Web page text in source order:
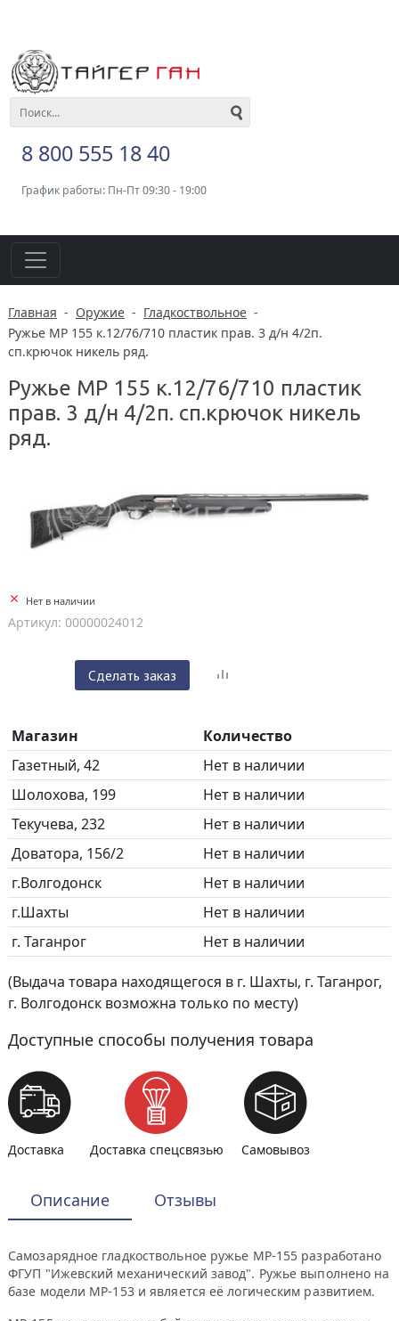
8 800 555 18 40
График работы: Пн-Пт 09:30 - 19:00
Главная - Оружие - Гладкоствольное -
Ружье МР 155 к.12/76/710 пластик прав. 3 д/н 4/2п.
сп.крючок никель ряд.
Ружье МР 155 к.12/76/710 пластик
прав. 3 д/н 4/2п. сп.крючок никель
ряд.
Нет в наличии
Артикул: 00000024012
Сделать заказ
Магазин
Количество
Газетный, 42
Нет в наличии
Шолохова, 199
Нет в наличии
Текучева, 232
Нет в наличии
Доватора, 156/2
Нет в наличии
г.Волгодонск
Нет в наличии
г.Шахты
Нет в наличии
г. Таганрог
Нет в наличии
(Выдача товара находящегося в г. Шахты, г. Таганрог,
г. Волгодонск возможна только по месту)
Доступные способы получения товара
Доставка Доставка спецсвязью Самовывоз
Описание Отзывы
Самозарядное гладкоствольное ружье МР-155 разработано
ФГУП "Ижевский механический завод". Ружье выполнено на
базе модели МР-153 и является её логическим развитием.